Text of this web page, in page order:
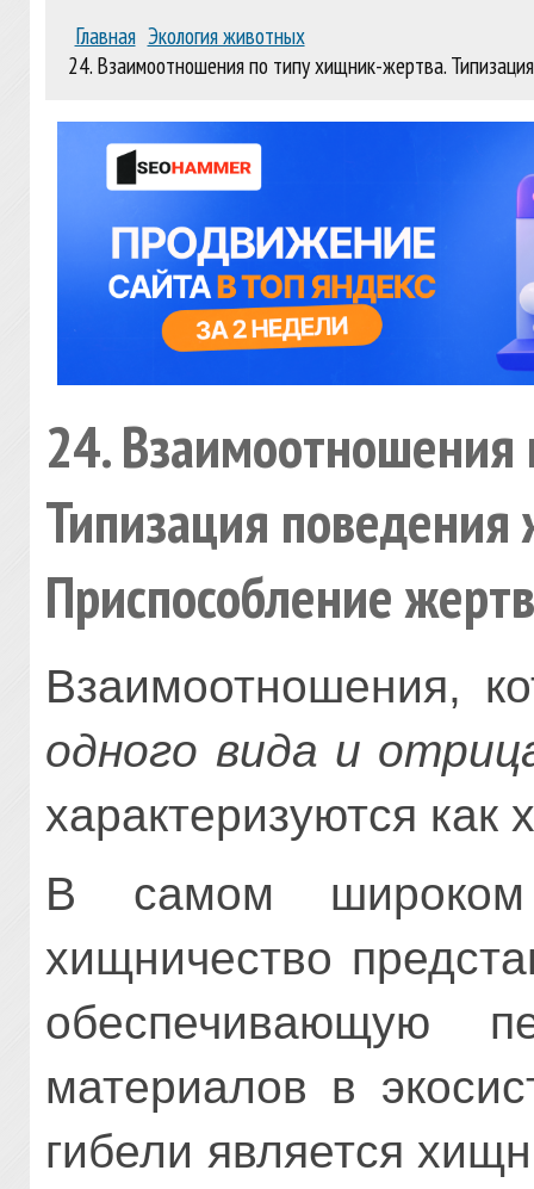
Главная Экология животных
24. Взаимоотношения по типу хищник-жертва.
24.
Типизация
Приспособление
Взаимоотношения,
одного вида и
характеризуются как
В самом широком
хищничество
обеспечивающую
материалов в
гибели является